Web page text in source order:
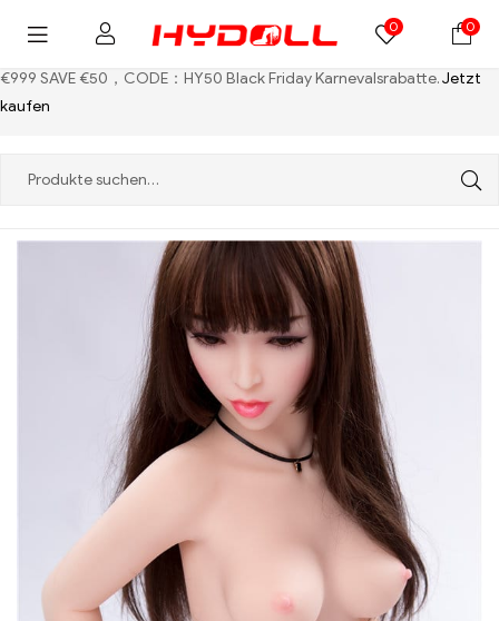
€999 SAVE €50，CODE：HY50 Black Friday Karnevalsrabatte.Jetzt
kaufen
0 0